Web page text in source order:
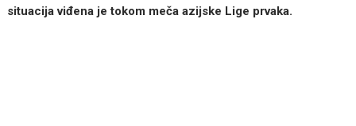
situacija viđena je tokom meča azijske Lige prvaka.